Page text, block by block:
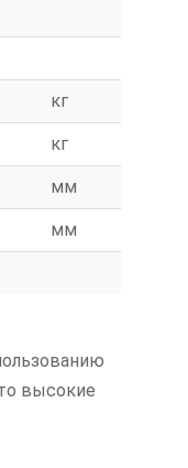
кг
кг
мм
мм
высокие